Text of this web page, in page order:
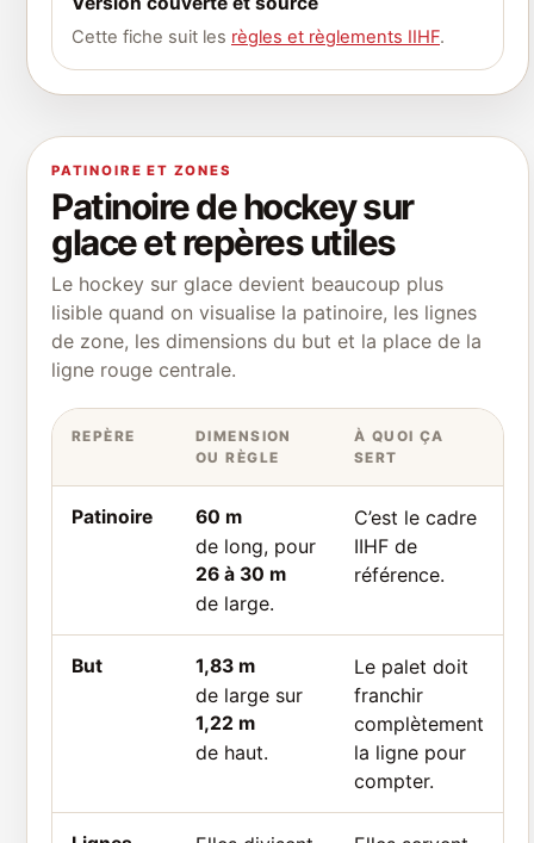
Cette fiche suit les règles et règlements IIHF.
PATINOIRE ET ZONES
Patinoire de hockey sur
glace et repères utiles
Le hockey sur glace devient beaucoup plus
lisible quand on visualise la patinoire, les lignes
de zone, les dimensions du but et la place de la
ligne rouge centrale.
REPÈRE
DIMENSION
OU RÈGLE
À QUOI ÇA
SERT
Patinoire 60 m
de long, pour
26 à 30 m
de large.
C’est le cadre
IIHF de
référence.
But 1,83 m
de large sur
1,22 m
de haut.
Le palet doit
franchir
complètement
la ligne pour
compter.